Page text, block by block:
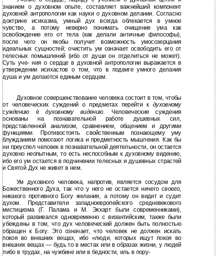
знанием о духовном опыте, составляет важнейший компонент
духовной антропологии как науки о духовном делании. Согласно
доктрине исихазма, умный дух всегда облекается в умное
чувство, а потому неверно понимать очищение ума как
освобождение его от тела (как делали античные философы),
после чего он якобы получит возможность умосозерцания
идеальных сущностей; очистить ум означает освободить его от
телесных помышлений (ибо от души он отделиться не может).
Суть уче- ния о сердце в духовной антропологии выражается в
утверждении исихастов о том, что в подвиге умного делания
душа и ум делаются единым сердцем.
Духовное совершенствование человека состоит в том, чтобы
от человеческих суждений о предметах перейти кдуховному
суждению èдуховному видению. Человеческие суждения
основаны на познавательной работе душевных сил,
представленной анализом, сравнением, общением и другими
функциями. Противостоять свойственным познающему уму
блужданиям помогают логика и предметность мышления. Как бы
ни преуспел человек в познавательной деятельности, он остается
духовно неопытным, то есть неспособным к духовному видению,
ибо его ум остается в подчинении телесных и душевных страстей
и Святой Дух не живет в нем.
Ум духовного человека, напротив, является сосудом для
Божественного Духа, так что у него не остается ничегосвоего,
никакого противного Богу желания, а потому он видит и судит
духом. Представители западноевропейского средневекового
мистицизма (Г. Палама и М. Экхарт были современниками),
который развивался одновременно с византийским, также были
убеждены в том, что дух человеческий должен быть полностью
обращен к Богу. Это означает, что человек не должен искать
покоя во внешних вещах, ибо «люди, которых ищут покоя во
внешних вещах — будь то в местах или в образах жизни, у людей
либо в трудах, на чужбине или в бедности, иль в пору-